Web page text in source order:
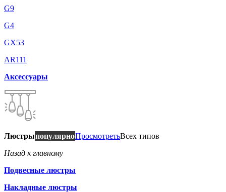
G9
G4
GX53
AR111
Аксессуары
ЛюстрыпопулярноПросмотретьВсех типов
Назад к главному
Подвесные люстры
Накладные люстры